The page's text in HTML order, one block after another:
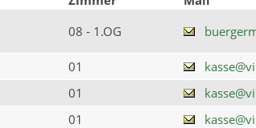
08 - 1.OG
01
01
01